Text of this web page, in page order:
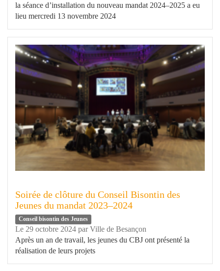
la séance d’installation du nouveau mandat 2024–2025 a eu
lieu mercredi 13 novembre 2024
Soirée de clôture du Conseil Bisontin des
Jeunes du mandat 2023–2024
Conseil bisontin des Jeunes
Le 29 octobre 2024 parVille de Besançon
Après un an de travail, les jeunes du CBJ ont présenté la
réalisation de leurs projets